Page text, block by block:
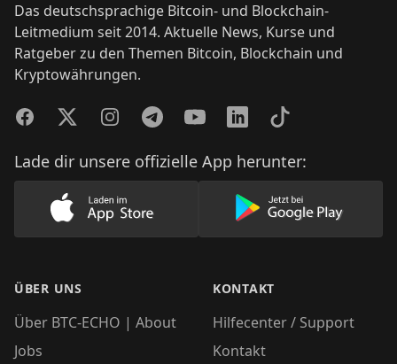
Das deutschsprachige Bitcoin- und Blockchain-
Leitmedium seit 2014. Aktuelle News, Kurse und
Ratgeber zu den Themen Bitcoin, Blockchain und
Kryptowährungen.
FacebookTwitterInstagramTelegramYouTubeLinkedInTikTok
Lade dir unsere offizielle App herunter:
Lade unsere App im AppStore herunter
Lade unsere
ÜBER UNS
Über BTC-ECHO | About
Jobs
KONTAKT
Hilfecenter / Support
Kontakt